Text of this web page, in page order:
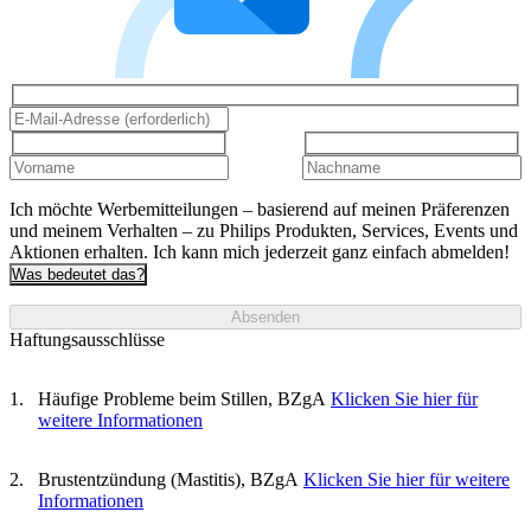
Ich möchte Werbemitteilungen – basierend auf meinen Präferenzen
und meinem Verhalten – zu Philips Produkten, Services, Events und
Aktionen erhalten. Ich kann mich jederzeit ganz einfach abmelden!
Was bedeutet das?
Absenden
Haftungsausschlüsse
Häufige Probleme beim Stillen, BZgA Klicken Sie hier für
weitere Informationen
Brustentzündung (Mastitis), BZgA Klicken Sie hier für weitere
Informationen